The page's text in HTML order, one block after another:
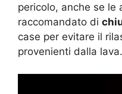
pericolo, anche se le
raccomandato di
case per evitare il
provenienti dalla lava.